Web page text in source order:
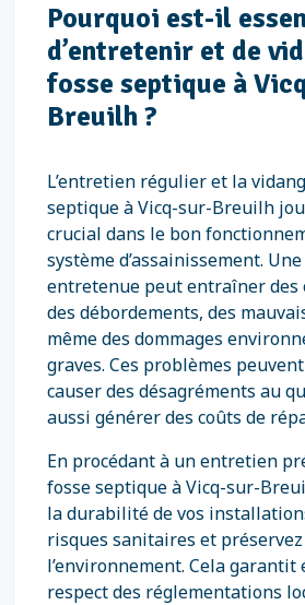
Pourquoi est-il
d’entretenir et de
fosse septique à
Breuilh ?
L’entretien régulier et la
septique à Vicq-sur-Breuilh
crucial dans le bon
système d’assainissement.
entretenue peut entraîner des
des débordements, des
même des dommages
graves. Ces problèmes
causer des désagréments au
aussi générer des coûts de
En procédant à un entretien
fosse septique à Vicq-sur-
la durabilité de vos
risques sanitaires et préservez
l’environnement. Cela garantit
respect des réglementations